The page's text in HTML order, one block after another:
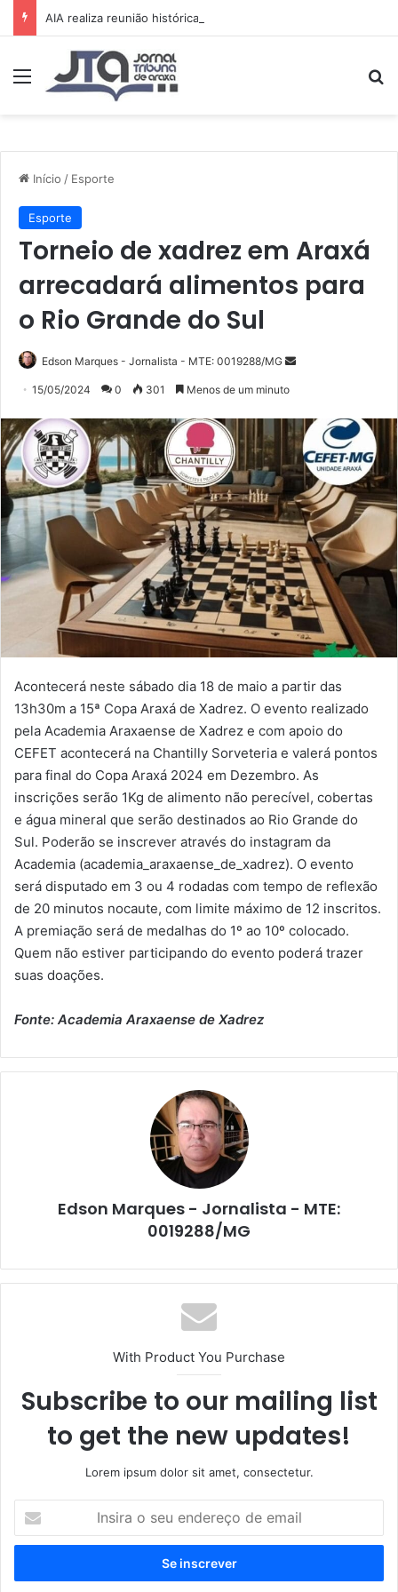
Menu
Início / Esporte
Esporte
Torneio de xadrez em Araxá
arrecadará alimentos para
o Rio Grande do Sul
Edson Marques - Jornalista - MTE: 0019288/MG
Mande
mail
15/05/2024 0 301 Menos de um minuto
Acontecerá neste sábado dia 18 de maio a partir das
13h30m a 15ª Copa Araxá de Xadrez. O evento realizado
pela Academia Araxaense de Xadrez e com apoio do
CEFET acontecerá na Chantilly Sorveteria e valerá pontos
para final do Copa Araxá 2024 em Dezembro. As
inscrições serão 1Kg de alimento não perecível, cobertas
e água mineral que serão destinados ao Rio Grande do
Sul. Poderão se inscrever através do instagram da
Academia (academia_araxaense_de_xadrez). O evento
será disputado em 3 ou 4 rodadas com tempo de reflexão
de 20 minutos nocaute, com limite máximo de 12 inscritos.
A premiação será de medalhas do 1º ao 10º colocado.
Quem não estiver participando do evento poderá trazer
suas doações.
Fonte: Academia Araxaense de Xadrez
Edson Marques - Jornalista - MTE:
0019288/MG
With Product You Purchase
Subscribe to our mailing list
to get the new updates!
Lorem ipsum dolor sit amet, consectetur.
seu
de